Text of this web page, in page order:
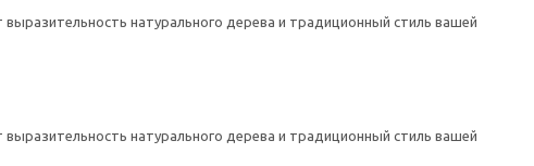
натурального дерева и традиционный стиль вашей
натурального дерева и традиционный стиль вашей